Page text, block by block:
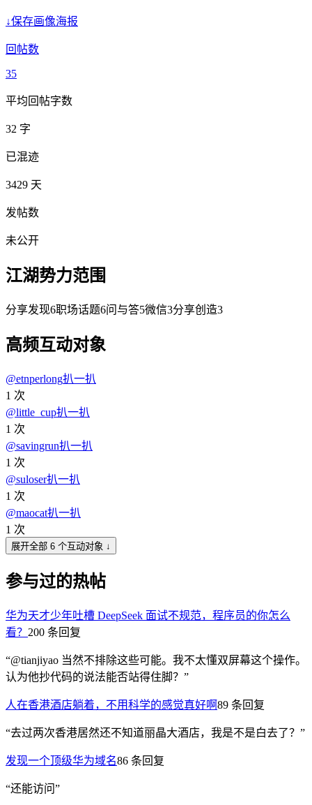
↓保存画像海报
回帖数
35
平均回帖字数
32 字
已混迹
3429 天
发帖数
未公开
江湖势力范围
分享发现6职场话题6问与答5微信3分享创造3
高频互动对象
@etnperlong扒一扒
1 次
@little_cup扒一扒
1 次
@savingrun扒一扒
1 次
@suloser扒一扒
1 次
@maocat扒一扒
1 次
展开全部 6 个互动对象 ↓
参与过的热帖
华为天才少年吐槽 DeepSeek 面试不规范，程序员的你怎么
看？ 200 条回复
“@tianjiyao 当然不排除这些可能。我不太懂双屏幕这个操作。
认为他抄代码的说法能否站得住脚？ ”
人在香港酒店躺着，不用科学的感觉真好啊89 条回复
“去过两次香港居然还不知道丽晶大酒店，我是不是白去了？ ”
发现一个顶级华为域名86 条回复
“还能访问”